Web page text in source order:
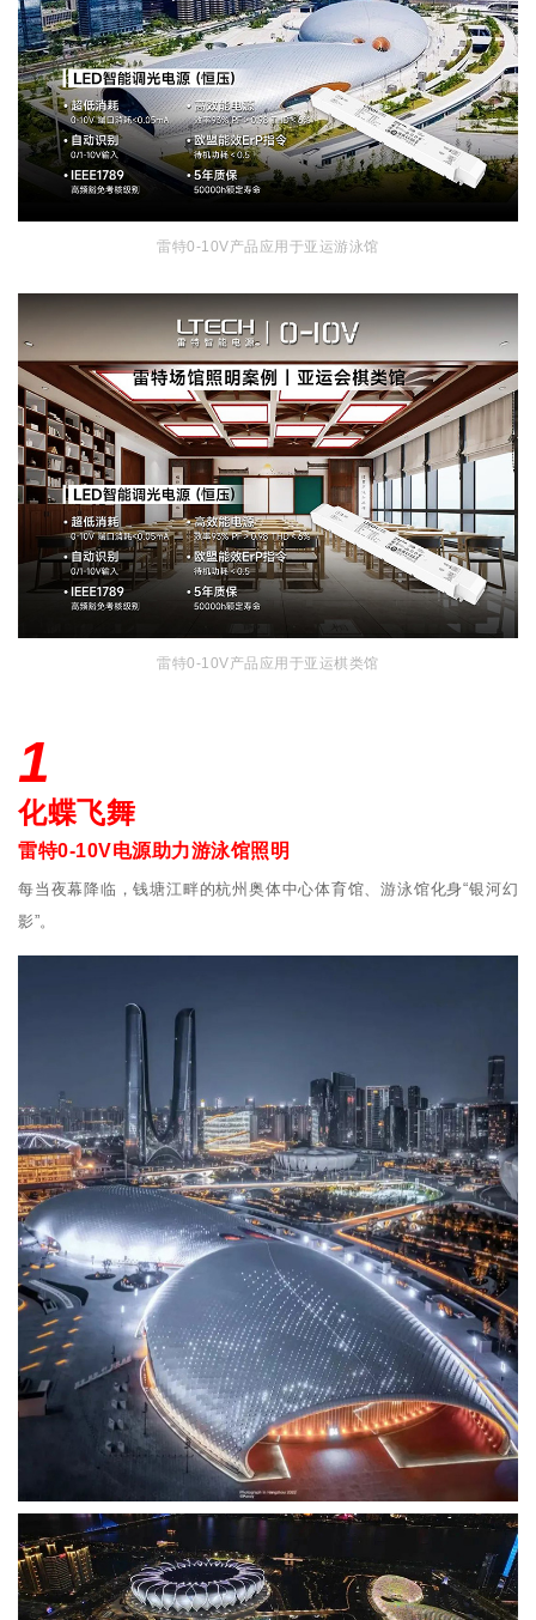
雷特0-10V产品应用于亚运游泳馆
雷特0-10V产品应用于亚运棋类馆
1
化蝶飞舞
雷特0-10V电源助力游泳馆照明
每当夜幕降临，钱塘江畔的杭州奥体中心体育馆、游泳馆化身“银河幻
影”。